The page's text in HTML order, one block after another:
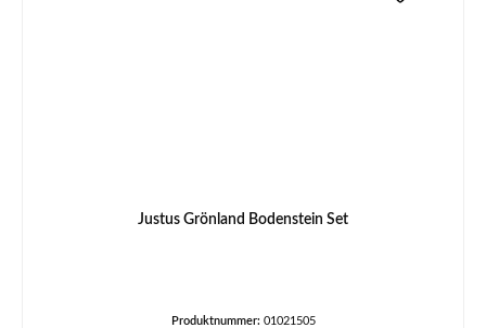
Justus Grönland Bodenstein Set
Produktnummer: 01021505